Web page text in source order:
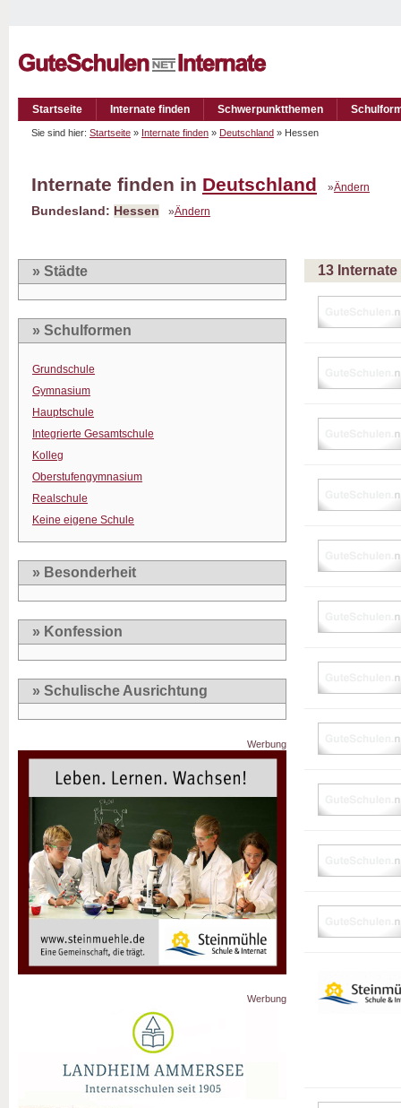
Startseite Internate finden Schwerpunktthemen
Sie sind hier: Startseite » Internate finden » Deutschland » Hessen
Internate finden in Deutschland »Ändern
Bundesland: Hessen »Ändern
» Städte
» Schulformen
Grundschule
Gymnasium
Hauptschule
Integrierte Gesamtschule
Kolleg
Oberstufengymnasium
Realschule
Keine eigene Schule
» Besonderheit
» Konfession
» Schulische Ausrichtung
Werbung
Werbung
13